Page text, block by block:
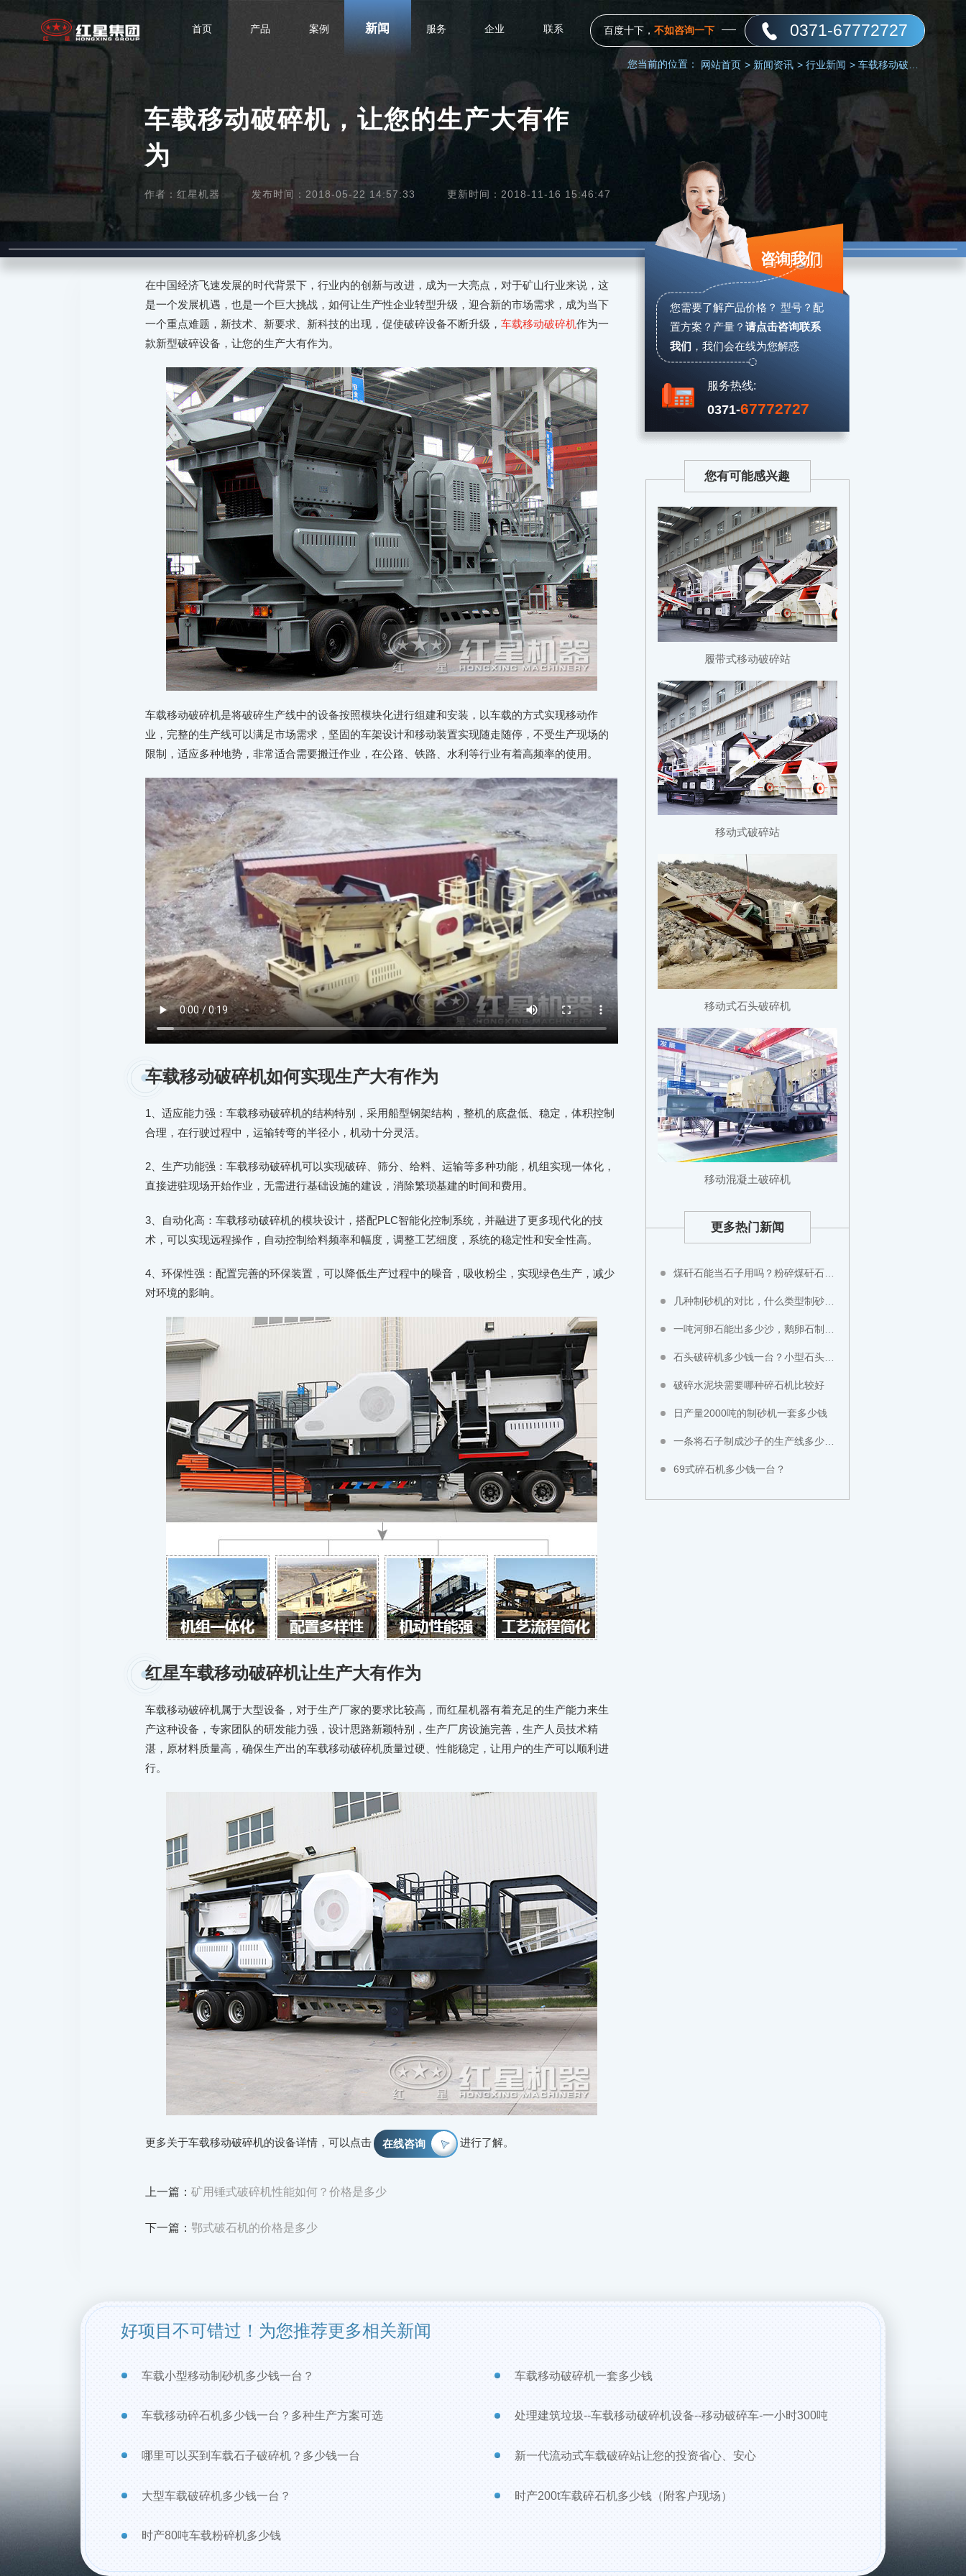
首页 产品 案例 新闻 服务 企业 联系 百度十下， 不如咨询一下 0371-67772727
您当前的位置： 网站首页 > 新闻资讯 > 行业新闻 > 车载移动破碎机，让您的生产大有作为
车载移动破碎机，让您的生产大有作
为
作者：红星机器 发布时间：2018-05-22 14:57:33 更新时间：2018-11-16 15:46:47
在中国经济飞速发展的时代背景下，行业内的创新与改进，成为一大亮点，对于矿山行业来说，这
是一个发展机遇，也是一个巨大挑战，如何让生产性企业转型升级，迎合新的市场需求，成为当下
一个重点难题，新技术、新要求、新科技的出现，促使破碎设备不断升级， 车载移动破碎机作为一
款新型破碎设备，让您的生产大有作为。
车载移动破碎机是将破碎生产线中的设备按照模块化进行组建和安装，以车载的方式实现移动作
业，完整的生产线可以满足市场需求，坚固的车架设计和移动装置实现随走随停，不受生产现场的
限制，适应多种地势，非常适合需要搬迁作业，在公路、铁路、水利等行业有着高频率的使用。
车载移动破碎机如何实现生产大有作为
1、适应能力强：车载移动破碎机的结构特别，采用船型钢架结构，整机的底盘低、稳定，体积控制
合理，在行驶过程中，运输转弯的半径小，机动十分灵活。
2、生产功能强：车载移动破碎机可以实现破碎、筛分、给料、运输等多种功能，机组实现一体化，
直接进驻现场开始作业，无需进行基础设施的建设，消除繁琐基建的时间和费用。
3、自动化高：车载移动破碎机的模块设计，搭配PLC智能化控制系统，并融进了更多现代化的技
术，可以实现远程操作，自动控制给料频率和幅度，调整工艺细度，系统的稳定性和安全性高。
4、环保性强：配置完善的环保装置，可以降低生产过程中的噪音，吸收粉尘，实现绿色生产，减少
对环境的影响。
红星车载移动破碎机让生产大有作为
车载移动破碎机属于大型设备，对于生产厂家的要求比较高，而红星机器有着充足的生产能力来生
产这种设备，专家团队的研发能力强，设计思路新颖特别，生产厂房设施完善，生产人员技术精
湛，原材料质量高，确保生产出的车载移动破碎机质量过硬、性能稳定，让用户的生产可以顺利进
行。
更多关于车载移动破碎机的设备详情，可以点击 在线咨询 进行了解。
上一篇： 矿用锤式破碎机性能如何？价格是多少
下一篇： 鄂式破石机的价格是多少
咨询我们
您需要了解产品价格？ 型号？配
置方案？产量？ 请点击咨询联系
我们 ， 我们会在线为您解惑
服务热线:
0371-67772727
您有可能感兴趣
履带式移动破碎站
移动式破碎站
移动式石头破碎机
移动混凝土破碎机
更多热门新闻
煤矸石能当石子用吗？粉碎煤矸石用什么设备？
几种制砂机的对比，什么类型制砂机好？
一吨河卵石能出多少沙，鹅卵石制成沙子成本高不高？
石头破碎机多少钱一台？小型石头粉碎机价格
破碎水泥块需要哪种碎石机比较好
日产量2000吨的制砂机一套多少钱
一条将石子制成沙子的生产线多少钱？
69式碎石机多少钱一台？
好项目不可错过！为您推荐更多相关新闻
车载小型移动制砂机多少钱一台？ 车载移动破碎机一套多少钱
车载移动碎石机多少钱一台？多种生产方案可选 处理建筑垃圾--车载移动破碎机设备--移动破碎车-一小时300吨
哪里可以买到车载石子破碎机？多少钱一台 新一代流动式车载破碎站让您的投资省心、安心
大型车载破碎机多少钱一台？ 时产200t车载碎石机多少钱（附客户现场）
时产80吨车载粉碎机多少钱